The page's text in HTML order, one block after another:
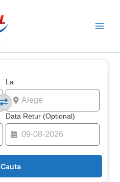
La
Data Retur (Optional)
Cauta